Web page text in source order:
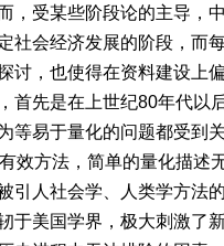
，受某些阶段论的主导，
社会经济发展的阶段，而
讨，也使得在资料建设上
首先是在上世纪80年代以
等易于量化的问题都受到
效方法，简单的量化描述
引人社会学、人类学方法
美国学界，极大刺激了